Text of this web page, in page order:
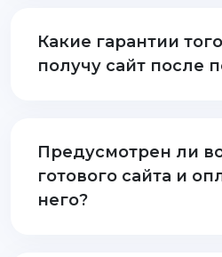
Какие гарантии
получу сайт после
Предусмотрен ли
готового сайта и
него?